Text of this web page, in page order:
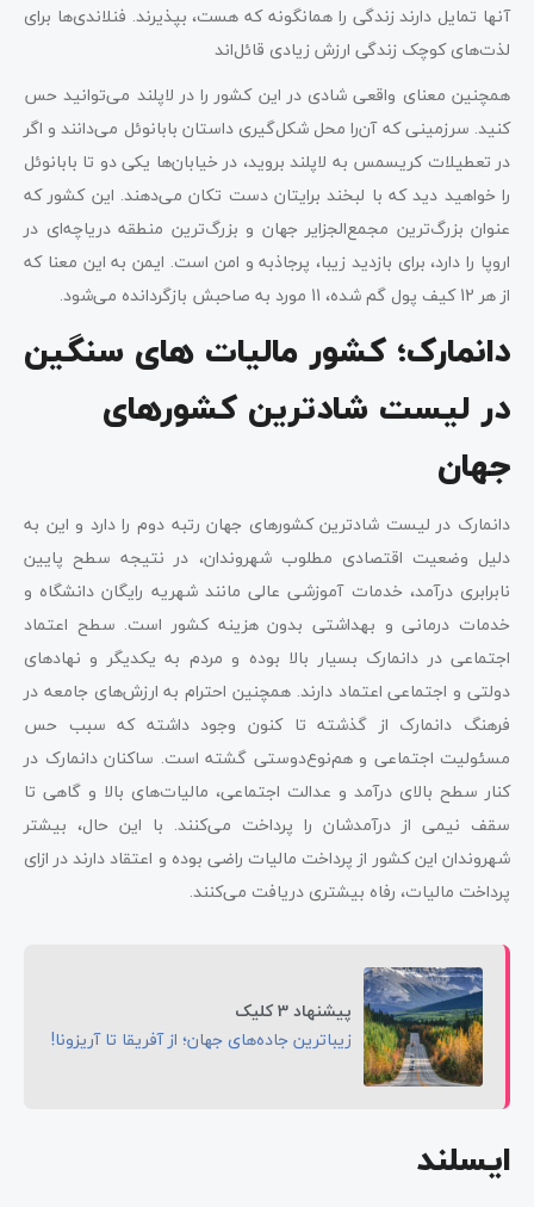
آنها تمایل دارند زندگی را همانگونه که هست، بپذیرند. فنلاندی‌ها برای
لذت‌های کوچک زندگی ارزش زیادی قائل‌اند
همچنین معنای واقعی شادی در این کشور را در لاپلند می‌توانید حس
کنید. سرزمینی که آن‌را محل شکل‌گیری داستان بابانوئل می‌دانند و اگر
در تعطیلات کریسمس به لاپلند بروید، در خیابان‌ها یکی دو تا بابانوئل
را خواهید دید که با لبخند برایتان دست تکان می‌دهند. این کشور که
عنوان بزرگ‌ترین مجمع‌الجزایر جهان و بزرگ‌ترین منطقه دریاچه‌ای در
اروپا را دارد، برای بازدید زیبا، پرجاذبه و امن است. ایمن به این معنا که
از هر 12 کیف پول گم شده، 11 مورد به صاحبش بازگردانده می‌شود.
دانمارک؛ کشور مالیات های سنگین
در لیست شادترین کشورهای
جهان
دانمارک در لیست شادترین کشورهای جهان رتبه دوم را دارد و این به
دلیل وضعیت اقتصادی مطلوب شهروندان، در نتیجه سطح پایین
نابرابری درآمد، خدمات آموزشی عالی مانند شهریه رایگان دانشگاه و
خدمات درمانی و بهداشتی بدون هزینه کشور است. سطح اعتماد
اجتماعی در دانمارک بسیار بالا بوده و مردم به یکدیگر و نهادهای
دولتی و اجتماعی اعتماد دارند. همچنین احترام به ارزش‌های جامعه در
فرهنگ دانمارک از گذشته تا کنون وجود داشته که سبب حس
مسئولیت اجتماعی و هم‌نوع‌دوستی گشته است. ساکنان دانمارک در
کنار سطح بالای درآمد و عدالت اجتماعی، مالیات‌های بالا و گاهی تا
سقف نیمی از درآمدشان را پرداخت می‌کنند. با این حال، بیشتر
شهروندان این کشور از پرداخت مالیات راضی بوده و اعتقاد دارند در ازای
پرداخت مالیات، رفاه بیشتری دریافت می‌کنند.
پیشنهاد 3 کلیک
زیباترین جاده‌های جهان؛ از آفریقا تا آریزونا!
ایسلند